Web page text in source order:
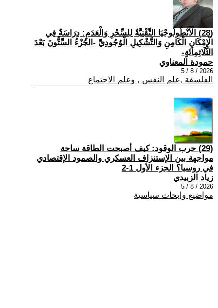
(28) الْأَنْطُولُوجْيَا التِّقْنِيَّةُ لِلسِّحْرِ وَالْعَدَمِ: دِرَاسَةٌ فِي
الْإِمْكَانِ الْكَامِنِ وَالتَّشْكِيلِ الْوُجُودِيِّ -الجُزْءُ السِّتُّونَ بَعْدَ
الثَّلَاثِمِائَةٍ-
حمودة المعناوي
2026 / 8 / 5
الفلسفة ,علم النفس , وعلم الاجتماع
(29) حرب الوقود: كيف أصبحت الطاقة ساحة
مواجهة بين الإستنزاف العسكري والصمود الإقتصادي
في روسيا؟ الجزء الأول 1-2
زياد الزبيدي
2026 / 8 / 5
مواضيع وابحاث سياسية